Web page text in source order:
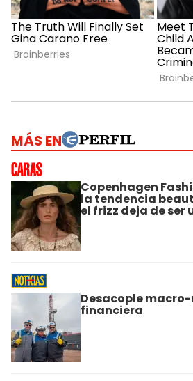
MÁS EN
Copenhagen
la tendencia
el frizz deja de ser
Desacople
financiera